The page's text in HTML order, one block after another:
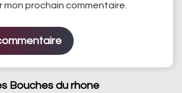
prochain commentaire.
Bouches du rhone